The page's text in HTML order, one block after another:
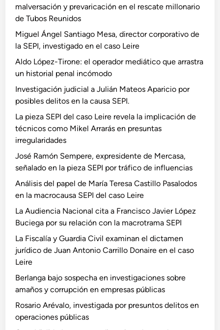
malversación y prevaricación en el rescate millonario
de Tubos Reunidos
Miguel Ángel Santiago Mesa, director corporativo de
la SEPI, investigado en el caso Leire
Aldo López-Tirone: el operador mediático que arrastra
un historial penal incómodo
Investigación judicial a Julián Mateos Aparicio por
posibles delitos en la causa SEPI.
La pieza SEPI del caso Leire revela la implicación de
técnicos como Mikel Arrarás en presuntas
irregularidades
José Ramón Sempere, expresidente de Mercasa,
señalado en la pieza SEPI por tráfico de influencias
Análisis del papel de María Teresa Castillo Pasalodos
en la macrocausa SEPI del caso Leire
La Audiencia Nacional cita a Francisco Javier López
Buciega por su relación con la macrotrama SEPI
La Fiscalía y Guardia Civil examinan el dictamen
jurídico de Juan Antonio Carrillo Donaire en el caso
Leire
Berlanga bajo sospecha en investigaciones sobre
amaños y corrupción en empresas públicas
Rosario Arévalo, investigada por presuntos delitos en
operaciones públicas